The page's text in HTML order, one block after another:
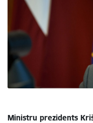
Ministru prezidents